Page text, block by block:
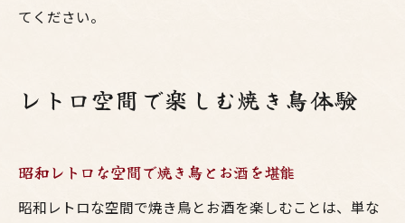
てください。
レトロ空間で楽しむ焼き鳥体験
昭和レトロな空間で焼き鳥とお酒を堪能
昭和レトロな空間で焼き鳥とお酒を楽しむことは、単な